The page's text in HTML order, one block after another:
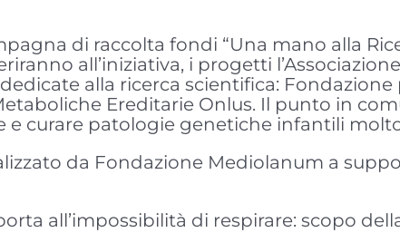
di raccolta fondi “Una mano alla
all’iniziativa, i progetti
alla ricerca scientifica: Fondazione
Ereditarie Onlus. Il punto in
curare patologie genetiche infantili
da Fondazione Mediolanum a
all’impossibilità di respirare: scopo